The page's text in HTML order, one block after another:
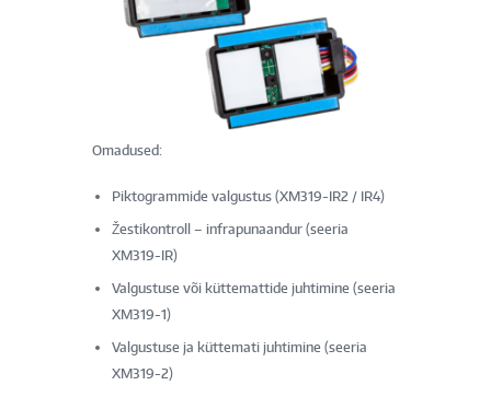
Omadused:
Piktogrammide valgustus (XM319-IR2 / IR4)
Žestikontroll – infrapunaandur (seeria
XM319-IR)
Valgustuse või küttemattide juhtimine (seeria
XM319-1)
Valgustuse ja küttemati juhtimine (seeria
XM319-2)